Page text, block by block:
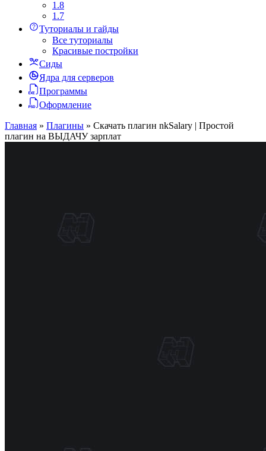
1.8
1.7
Туториалы и гайды
Все туториалы
Красивые постройки
Сиды
Ядра для серверов
Программы
Оформление
Главная » Плагины » Скачать плагин nkSalary | Простой
плагин на ВЫДАЧУ зарплат